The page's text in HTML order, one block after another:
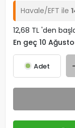
Havale/EFT ile
12,68 TL 'den
En geç 10
Adet